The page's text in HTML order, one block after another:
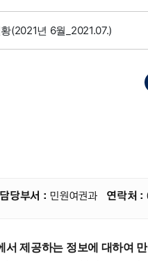
(2021년 6월_2021.07.)
담당부서 : 민원여권과 연락처 :
서 제공하는 정보에 대하여